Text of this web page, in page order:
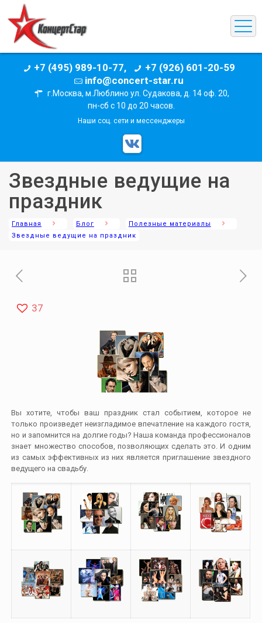
+7 (495) 989-10-77,
+7 (926) 601-20-59
info@concert-star.ru
г.Москва, м.Люблино ул. Судакова, д. 14 оф. 20,
пн-сб с 10 до 20 часов.
Наши соц. сети и мессенджеры
Звездные ведущие на
праздник
Главная Блог
Полезные материалы
Звездные ведущие на праздник
37
Вы хотите, чтобы ваш праздник стал событием, которое не
только произведет неизгладимое впечатление на каждого гостя,
но и запомнится на долгие годы? Наша команда профессионалов
знает множество способов, позволяющих сделать это. И одним
из самых эффективных из них является приглашение звездного
ведущего на свадьбу.